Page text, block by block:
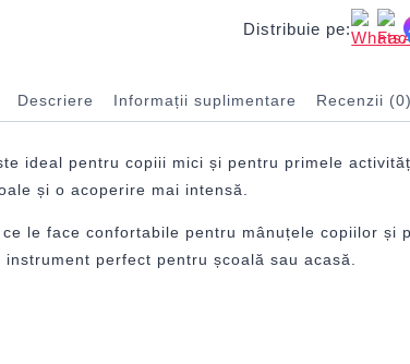
Distribuie pe:
Descriere Informații suplimentare Recenzii (0)
ideal pentru copiii mici și pentru primele
și o acoperire mai intensă.
le face confortabile pentru mânuțele copiilor
perfect pentru școală sau acasă.